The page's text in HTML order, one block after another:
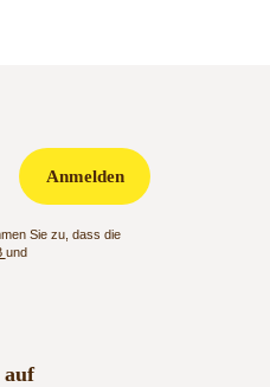
Anmelden
Sie zu, dass die
und
auf